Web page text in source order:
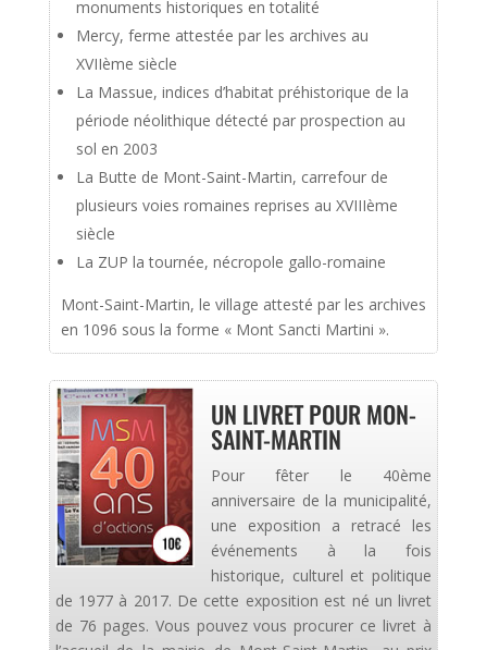
monuments historiques en totalité
Mercy, ferme attestée par les archives au
XVIIème siècle
La Massue, indices d’habitat préhistorique de la
période néolithique détecté par prospection au
sol en 2003
La Butte de Mont-Saint-Martin, carrefour de
plusieurs voies romaines reprises au XVIIIème
siècle
La ZUP la tournée, nécropole gallo-romaine
Mont-Saint-Martin, le village attesté par les archives
en 1096 sous la forme « Mont Sancti Martini ».
UN LIVRET POUR MON-
SAINT-MARTIN
Pour fêter le 40ème
anniversaire de la municipalité,
une exposition a retracé les
événements à la fois
historique, culturel et politique
de 1977 à 2017. De cette exposition est né un livret
de 76 pages. Vous pouvez vous procurer ce livret à